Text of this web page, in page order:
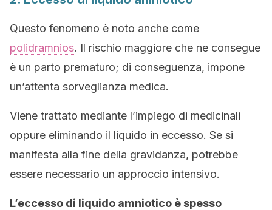
Questo fenomeno è noto anche come
polidramnios. Il rischio maggiore che ne consegue
è un parto prematuro; di conseguenza, impone
un’attenta sorveglianza medica.
Viene trattato mediante l’impiego di medicinali
oppure eliminando il liquido in eccesso. Se si
manifesta alla fine della gravidanza, potrebbe
essere necessario un approccio intensivo.
L’eccesso di liquido amniotico è spesso